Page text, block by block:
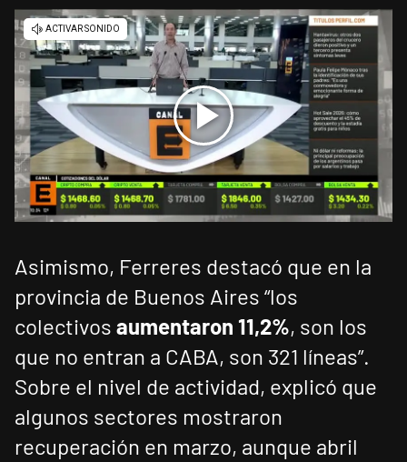
Asimismo, Ferreres destacó que en la
provincia de Buenos Aires “los
colectivos aumentaron 11,2%, son los
que no entran a CABA, son 321 líneas”.
Sobre el nivel de actividad, explicó que
algunos sectores mostraron
recuperación en marzo, aunque abril